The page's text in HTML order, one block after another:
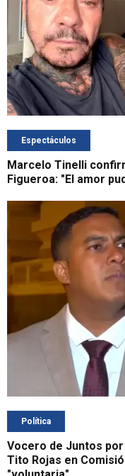
Espectáculos
Marcelo Tinelli
Figueroa: "El amor
Política
Vocero de Juntos
Tito Rojas en